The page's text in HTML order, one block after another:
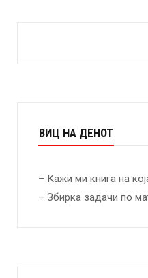
ВИЦ НА ДЕНОТ
– Кажи ми книга на
– Збирка задачи по